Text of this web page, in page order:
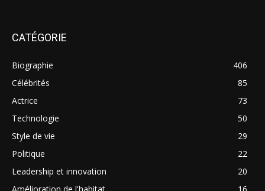
CATÉGORIE
Biographie
406
Célébrités
85
Actrice
73
Technologie
50
Style de vie
29
Politique
22
Leadership et innovation
20